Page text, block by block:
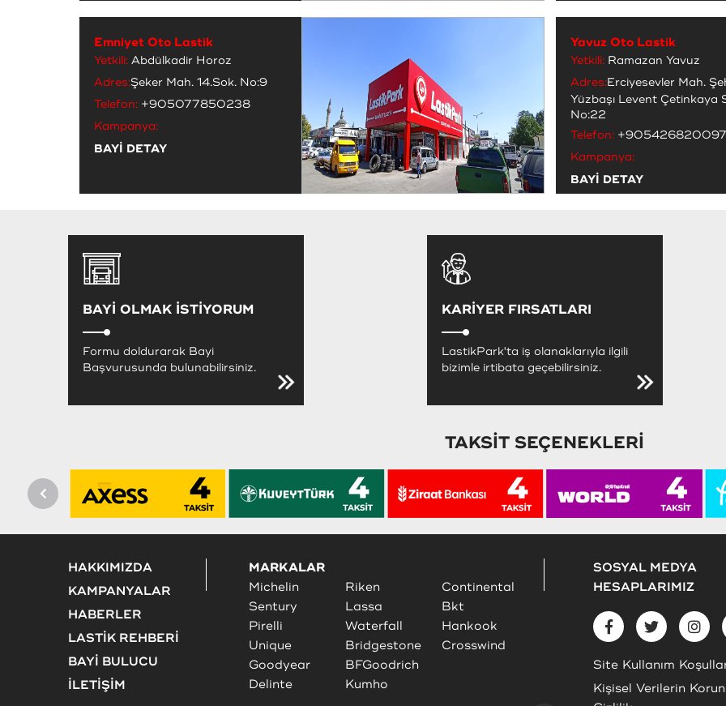
Emniyet Oto Lastik
Yetkili: Abdülkadir Horoz
Adres:Şeker Mah. 14.Sok. No:9
Telefon: +905077850238
Kampanya:
BAYİ DETAY
Yavuz Oto Lastik
Yetkili: Ramazan Yavuz
Adres:Erciyesevler Mah.
Yüzbaşı Levent Çetinkaya
No:22
Telefon: +905426820097
Kampanya:
BAYİ DETAY
BAYİ OLMAK İSTİYORUM
Formu doldurarak Bayi
Başvurusunda bulunabilirsiniz.
KARİYER FIRSATLARI
LastikPark'ta iş olanaklarıyla ilgili
bizimle irtibata geçebilirsiniz.
TAKSİT SEÇENEKLERİ
HAKKIMIZDA
KAMPANYALAR
HABERLER
LASTİK REHBERİ
BAYİ BULUCU
İLETİŞİM
MARKALAR
Michelin
Sentury
Pirelli
Unique
Goodyear
Delinte
Riken
Lassa
Waterfall
Bridgestone
BFGoodrich
Kumho
Continental
Bkt
Hankook
Crosswind
SOSYAL MEDYA
HESAPLARIMIZ
Site Kullanım
Kişisel Verilerin